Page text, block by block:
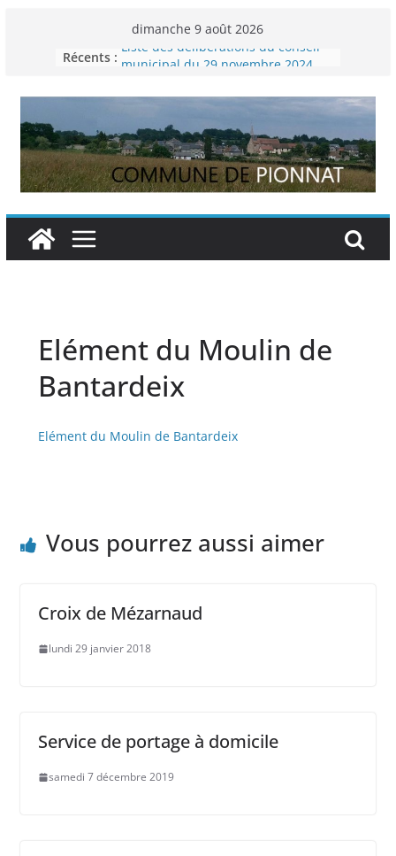
dimanche 9 août 2026
Récents : Liste des délibérations du conseil
municipal du 29 novembre 2024
Voyager en Europe pour les jeunes
Enquête INSEE
Liste des délibérations du conseil
municipal en date du 5/12/2024
Elément du Moulin de
Bantardeix
Elément du Moulin de Bantardeix
Vous pourrez aussi aimer
Croix de Mézarnaud
lundi 29 janvier 2018
Service de portage à domicile
samedi 7 décembre 2019